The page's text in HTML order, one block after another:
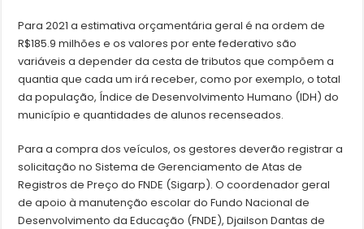
Para 2021 a estimativa orçamentária geral é na ordem de
R$185.9 milhões e os valores por ente federativo são
variáveis a depender da cesta de tributos que compõem a
quantia que cada um irá receber, como por exemplo, o total
da população, Índice de Desenvolvimento Humano (IDH) do
município e quantidades de alunos recenseados.
Para a compra dos veículos, os gestores deverão registrar a
solicitação no Sistema de Gerenciamento de Atas de
Registros de Preço do FNDE (Sigarp). O coordenador geral
de apoio à manutenção escolar do Fundo Nacional de
Desenvolvimento da Educação (FNDE), Djailson Dantas de